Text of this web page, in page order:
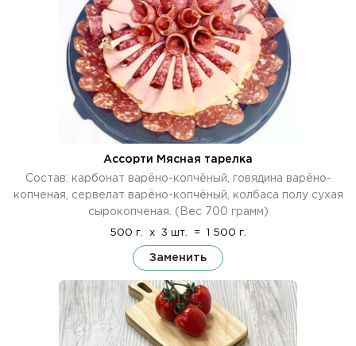
Ассорти Мясная тарелка
Состав: карбонат варёно-копчёный, говядина варёно-
копченая, сервелат варёно-копчёный, колбаса полу сухая
сырокопченая. (Вес 700 грамм)
500 г. x 3 шт. = 1 500 г.
Заменить